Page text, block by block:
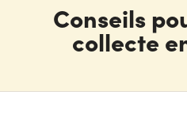
Conseils
collecte